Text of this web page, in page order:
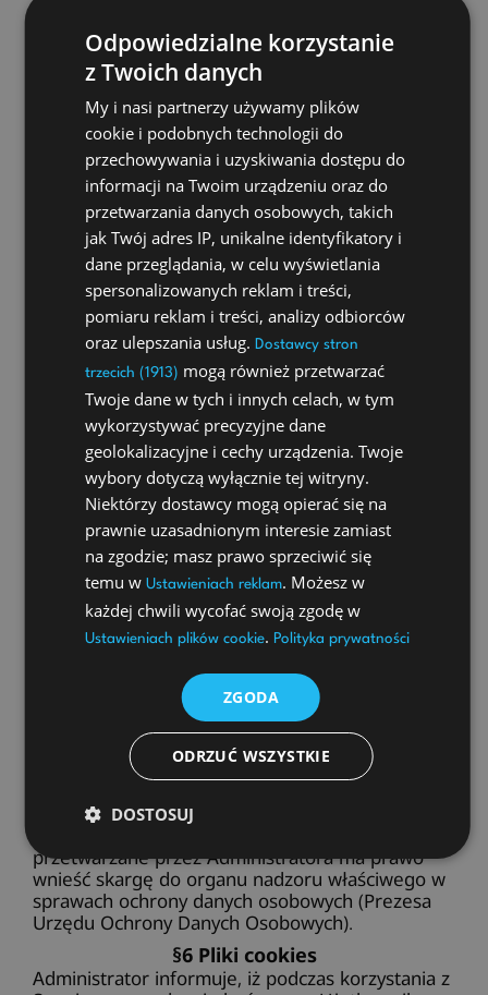
kontakt telefoniczny w celach
marketingu bezpośredniego) mogą być
wycofane w dowolnym czasie, bez
wpływu na zgodność z prawem
przetwarzania, którego dokonano na
podstawie zgody przed jej cofnięciem;
W celu realizacji obowiązków prawnych
Administratora wobec Użytkownika
określonych w RODO, w rozumieniu art.
6 ust. 1 lit. c) RODO.
§4 Udostępnianie danych osobowych
Dane osobowe Użytkownika nie są przekazywane
przez Administratora podmiotom trzecim.
§5 Prawa użytkownika
1. Prawa Użytkownika
Użytkownik na każdym etapie przetwarzania jego
danych zapewniony ma szereg uprawnień
pozwalających mu uzyskać dostęp do swoich
danych, weryfikację prawidłowości przetwarzania
danych, ich korektę, jak również ma prawo
zgłoszenia sprzeciwu wobec ich przetwarzania,
może żądać usunięcia danych, ograniczenia
przetwarzania lub przeniesienia danych.
W przypadku chęci skorzystania przez
Użytkownika z przysługujących mu praw jako
podmiotu danych osobowych, może on się
skontaktować z Administratorem za pomocą
CATERING SPÓŁKA Z OGRANICZONĄ
ODPOWIEDZIALNOŚCIĄ, ul. Ogrodowa 15/16,
42-700 Lubliniec,karolpiotrowskikontakt@gmail.com
nadzorczego
przetwarzane przez Administratora ma prawo
wnieść skargę do organu nadzoru właściwego w
sprawach ochrony danych osobowych (Prezesa
Urzędu Ochrony Danych Osobowych).
§6 Pliki cookies
Administrator informuje, iż podczas korzystania z
Odpowiedzialne korzystanie
z Twoich danych
My i nasi partnerzy używamy plików
cookie i podobnych technologii do
przechowywania i uzyskiwania dostępu do
informacji na Twoim urządzeniu oraz do
przetwarzania danych osobowych, takich
jak Twój adres IP, unikalne identyfikatory i
dane przeglądania, w celu wyświetlania
spersonalizowanych reklam i treści,
pomiaru reklam i treści, analizy odbiorców
oraz ulepszania usług. Dostawcy stron
trzecich (1913) mogą również przetwarzać
Twoje dane w tych i innych celach, w tym
wykorzystywać precyzyjne dane
geolokalizacyjne i cechy urządzenia. Twoje
wybory dotyczą wyłącznie tej witryny.
Niektórzy dostawcy mogą opierać się na
prawnie uzasadnionym interesie zamiast
na zgodzie; masz prawo sprzeciwić się
temu w Ustawieniach reklam. Możesz w
każdej chwili wycofać swoją zgodę w
Ustawieniach plików cookie. Polityka prywatności
ZGODA
ODRZUĆ WSZYSTKIE
DOSTOSUJ